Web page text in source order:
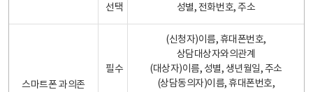
선택 성별, 전화번호, 주소
스마트폰 과의존
필수
(신청자)이름, 휴대폰번호,
상담대상자와의관계
(대상자)이름, 성별, 생년월일, 주소
(상담동의자)이름, 휴대폰번호,